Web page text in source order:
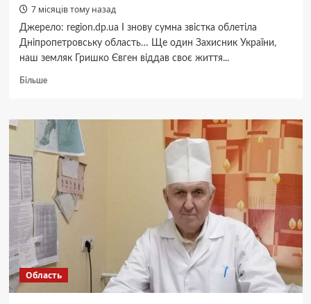
7 місяців тому назад
Джерело: region.dp.ua І знову сумна звістка облетіла
Дніпропетровську область… Ще один Захисник України,
наш земляк Гришко Євген віддав своє життя...
БільшеДокладніше
батьки
та
сестра.
У
бою
загинув
Євген
Гришко
Дніпропетровщини
Область